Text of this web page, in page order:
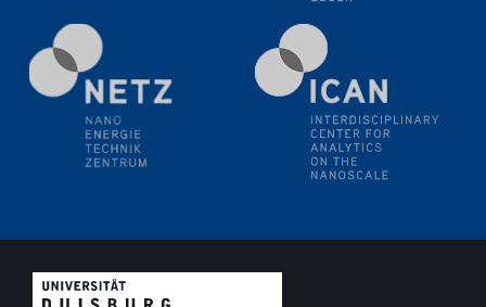
GDCh Kolloquium
Festkolloquium Verleihung des Zellner-
Wissenschaftspreises Preisträgerin: Dr. Viktorija
Glembockyté Ludwig-Maximilians-Universität München
12.06.2024
13.06.2024